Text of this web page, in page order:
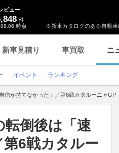
※新車カタログのある自動車
ビュー
件
時点
新車見積り 車買取 ニ
イベント ランキング
信が持てなかった」／第6戦カタルーニャGP
転倒後は「速
6戦カタルー